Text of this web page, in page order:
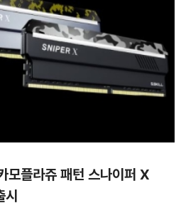
모플라쥬 패턴 스나이퍼 X